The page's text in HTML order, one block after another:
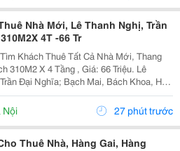
Nhà Mới, Lê Thanh Nghị, Trần
4T -66 Tr
Khách Thuê Tất Cả Nhà Mới, Thang
310M2 X 4 Tầng , Giá: 66 Triệu. Lê
Đại Nghĩa; Bạch Mai, Bách Khoa, Hai
Hệ Chủ Nhà: 0988289962 . Vị Trí Gần
Đông Dân Cư, Kinh Doanh Sầm Uất,...
Nội 27 phút trước
Thuê Nhà, Hàng Gai, Hàng